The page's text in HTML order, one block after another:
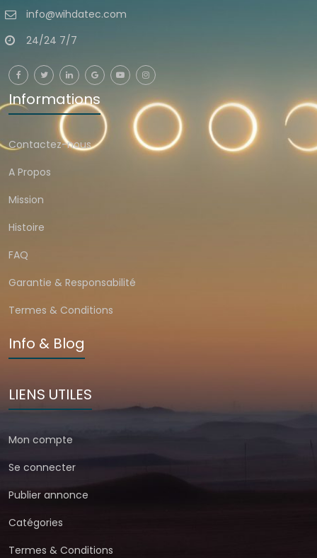
info@wihdatec.com
24/24 7/7
Informations
Contactez-nous
A Propos
Mission
Histoire
FAQ
Garantie & Responsabilité
Termes & Conditions
Info & Blog
LIENS UTILES
Mon compte
Se connecter
Publier annonce
Catégories
Termes & Conditions